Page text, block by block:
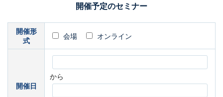
開催予定のセミナー
開催形
式
会場 オンライン
開催日
から